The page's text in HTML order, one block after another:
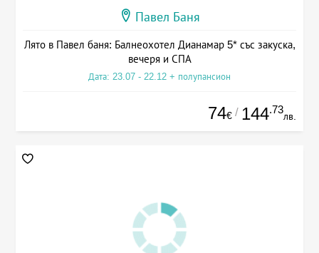
Павел Баня
Лято в Павел баня: Балнеохотел Дианамар 5* със закуска,
вечеря и СПА
Дата: 23.07 - 22.12 + полупансион
74€ / 144.73
лв.